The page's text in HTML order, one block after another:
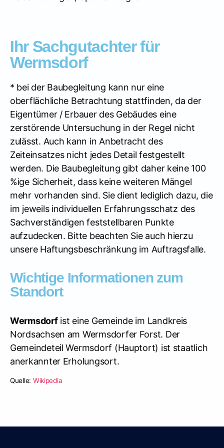
Ihr Sachgutachter für
Wermsdorf
* bei der Baubegleitung kann nur eine
oberflächliche Betrachtung stattfinden, da der
Eigentümer / Erbauer des Gebäudes eine
zerstörende Untersuchung in der Regel nicht
zulässt. Auch kann in Anbetracht des
Zeiteinsatzes nicht jedes Detail festgestellt
werden. Die Baubegleitung gibt daher keine 100
%ige Sicherheit, dass keine weiteren Mängel
mehr vorhanden sind. Sie dient lediglich dazu, die
im jeweils individuellen Erfahrungsschatz des
Sachverständigen feststellbaren Punkte
aufzudecken. Bitte beachten Sie auch hierzu
unsere Haftungsbeschränkung im Auftragsfalle.
Wichtige Informationen zum
Standort
Wermsdorfist eine Gemeinde im Landkreis
Nordsachsen am Wermsdorfer Forst. Der
Gemeindeteil Wermsdorf (Hauptort) ist staatlich
anerkannter Erholungsort.
Quelle: Wikipedia